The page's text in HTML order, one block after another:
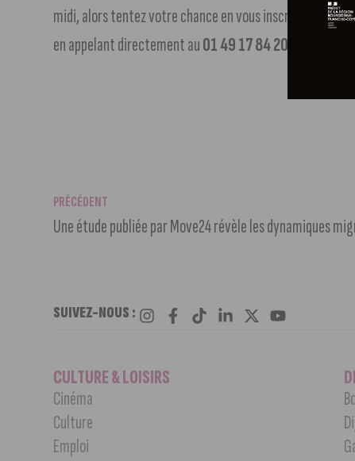
midi, alors tentez votre chance en vous inscrivant sur le
en appelant directement au01 49 17 84 20
PRÉCÉDENT
SUIVEZ-NOUS :
CULTURE & LOISIRS
Cinéma
Culture
Emploi